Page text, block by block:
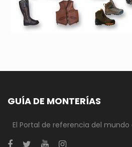
GUÍA DE MONTERÍAS
El Portal de referencia del